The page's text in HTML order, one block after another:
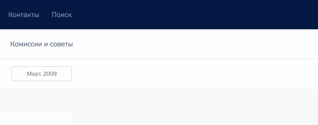
Контакты Поиск
Комиссии и советы
март, 2009